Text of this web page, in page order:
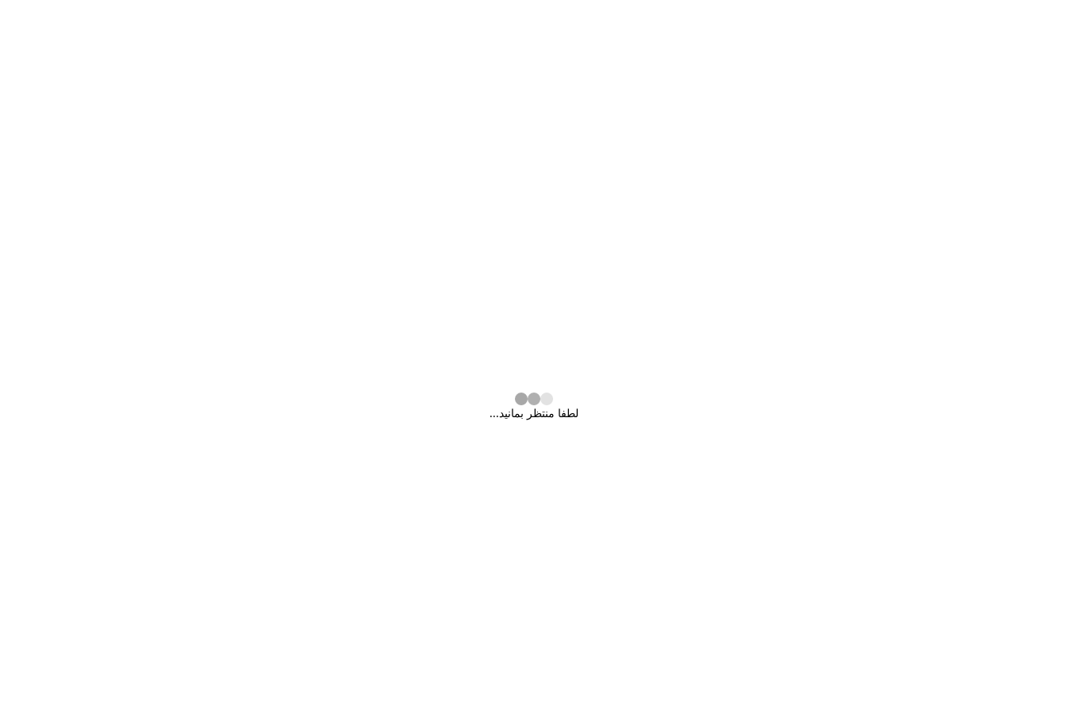
لطفا منتظر بمانید...